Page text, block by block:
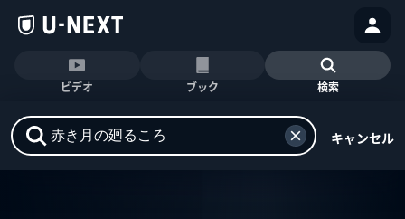
ビデオ ブック 検索
キャンセル